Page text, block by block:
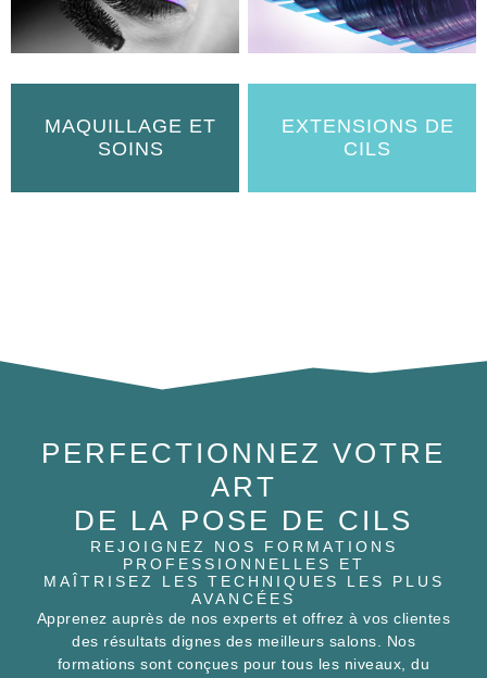
MAQUILLAGE ET
SOINS
EXTENSIONS DE
CILS
PERFECTIONNEZ VOTRE
ART
DE LA POSE DE CILS
REJOIGNEZ NOS FORMATIONS
PROFESSIONNELLES ET
MAÎTRISEZ LES TECHNIQUES LES PLUS
AVANCÉES
Apprenez auprès de nos experts et offrez à vos clientes
des résultats dignes des meilleurs salons. Nos
formations sont conçues pour tous les niveaux, du